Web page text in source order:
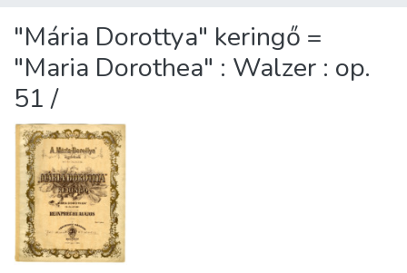
About us
"Mária Dorottya" keringő =
"Maria Dorothea" : Walzer : op.
51 /